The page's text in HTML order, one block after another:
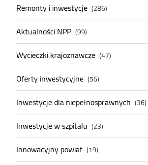
Remonty i inwestycje (286)
Aktualności NPP (99)
Wycieczki krajoznawcze (47)
Oferty inwestycyjne (56)
Inwestycje dla niepełnosprawnych (36)
Inwestycje w szpitalu (23)
Innowacyjny powiat (19)